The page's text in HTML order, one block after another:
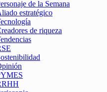
de la Semana
estratégico
de riqueza